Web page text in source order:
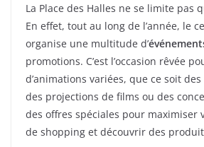
La Place des Halles ne se limite pas
En effet, tout au long de l’année, le
organise une multitude d’
promotions. C’est l’occasion rêvée
d’animations variées, que ce soit
des projections de films ou des
des offres spéciales pour maximiser
de shopping et découvrir des